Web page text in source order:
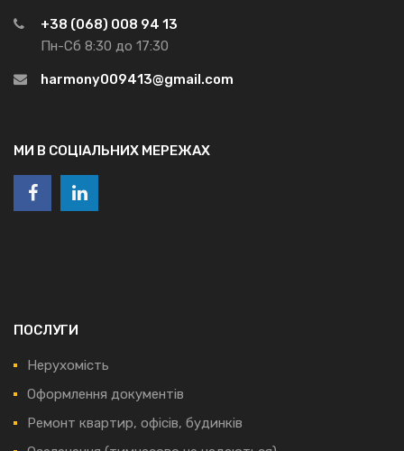
+38 (068) 008 94 13
Пн-Сб 8:30 до 17:30
harmony009413@gmail.com
МИ В СОЦІАЛЬНИХ МЕРЕЖАХ
ПОСЛУГИ
Нерухомість
Оформлення документів
Ремонт квартир, офісів, будинків